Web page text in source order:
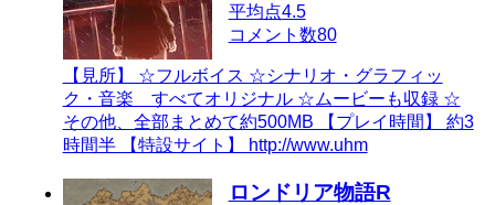
平均点4.5
コメント数80
【見所】 ☆フルボイス ☆シナリオ・グラフィッ
ク・音楽 すべてオリジナル ☆ムービーも収録 ☆
その他、全部まとめて約500MB 【プレイ時間】 約3
時間半 【特設サイト】 http://www.uhm
ロンドリア物語R